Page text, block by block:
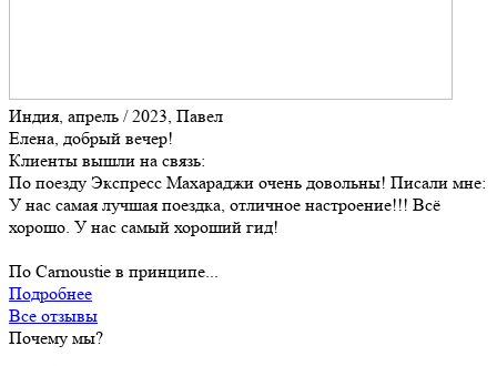
Индия, апрель / 2023, Павел
Елена, добрый вечер!
Клиенты вышли на связь:
По поезду Экспресс Махараджи очень довольны! Писали мне:
У нас самая лучшая поездка, отличное настроение!!! Всё
хорошо. У нас самый хороший гид!
По Carnoustie в принципе...
Подробнее
Все отзывы
Почему мы?